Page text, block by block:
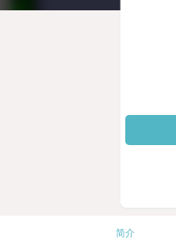
简介